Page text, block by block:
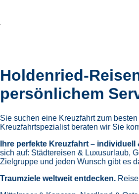
Holdenried-
persönlichem
Sie suchen eine Kreuzfahrt zum
Kreuzfahrtspezialist beraten wir Sie
Ihre perfekte Kreuzfahrt – individuell
sich auf: Städtereisen & Luxusurlaub,
Zielgruppe und jeden Wunsch gibt es
Traumziele weltweit entdecken.